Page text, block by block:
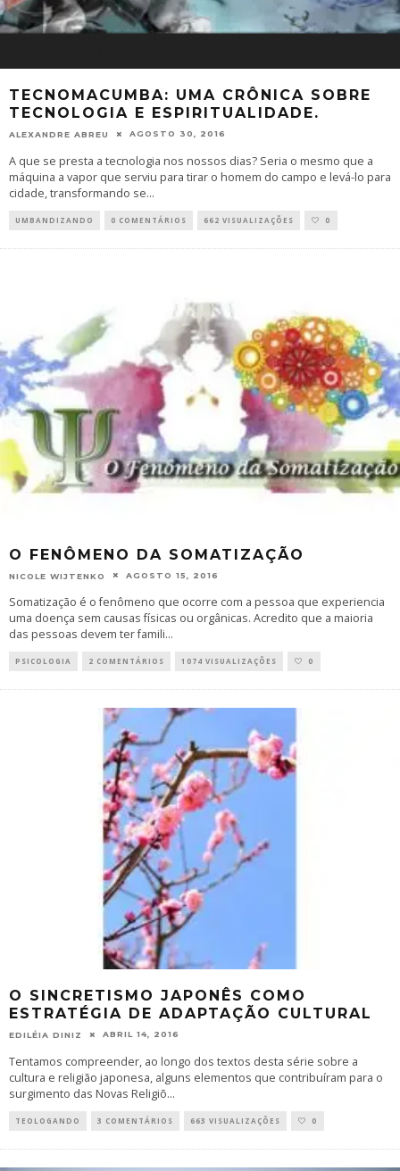
TECNOMACUMBA: UMA CRÔNICA SOBRE
TECNOLOGIA E ESPIRITUALIDADE.
ALEXANDRE ABREU AGOSTO 30, 2016
A que se presta a tecnologia nos nossos dias? Seria o mesmo que a
máquina a vapor que serviu para tirar o homem do campo e levá-lo para
cidade, transformando se...
UMBANDIZANDO 0 COMENTÁRIOS 662 VISUALIZAÇÕES 0
O FENÔMENO DA SOMATIZAÇÃO
NICOLE WIJTENKO AGOSTO 15, 2016
Somatização é o fenômeno que ocorre com a pessoa que experiencia
uma doença sem causas físicas ou orgânicas. Acredito que a maioria
das pessoas devem ter famili...
PSICOLOGIA 2 COMENTÁRIOS 1074 VISUALIZAÇÕES 0
O SINCRETISMO JAPONÊS COMO
ESTRATÉGIA DE ADAPTAÇÃO CULTURAL
EDILÉIA DINIZ ABRIL 14, 2016
Tentamos compreender, ao longo dos textos desta série sobre a
cultura e religião japonesa, alguns elementos que contribuíram para o
surgimento das Novas Religiõ...
TEOLOGANDO 3 COMENTÁRIOS 663 VISUALIZAÇÕES 0